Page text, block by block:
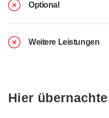
Optional
Weitere Leistungen
Hier